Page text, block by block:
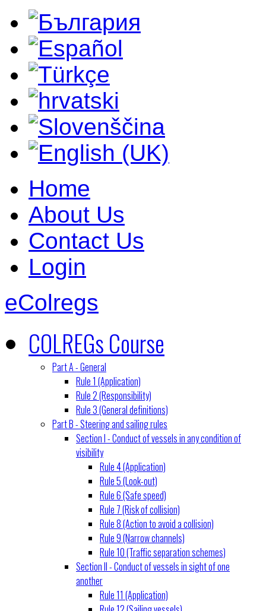
Home
About Us
Contact Us
Login
eColregs
COLREGs Course
Part A - General
Rule 1 (Application)
Rule 2 (Responsibility)
Rule 3 (General definitions)
Part B - Steering and sailing rules
Section I - Conduct of vessels in any condition of
visibility
Rule 4 (Application)
Rule 5 (Look-out)
Rule 6 (Safe speed)
Rule 7 (Risk of collision)
Rule 8 (Action to avoid a collision)
Rule 9 (Narrow channels)
Rule 10 (Traffic separation schemes)
Section II - Conduct of vessels in sight of one
another
Rule 11 (Application)